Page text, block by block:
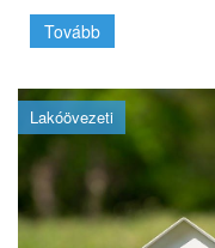
Tovább
Lakóövezeti